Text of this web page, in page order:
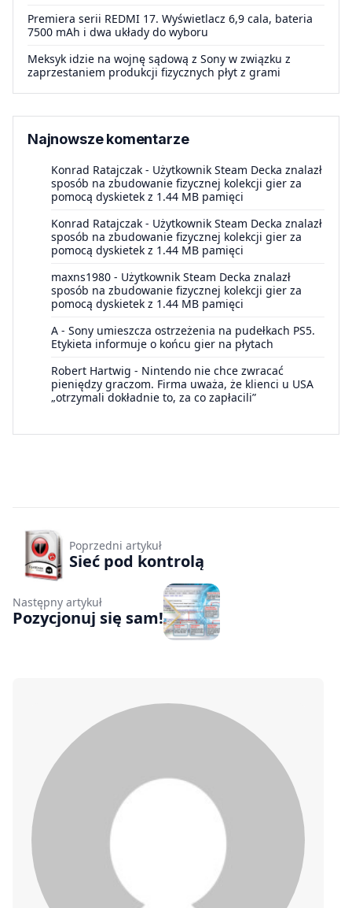
Premiera serii REDMI 17. Wyświetlacz 6,9 cala, bateria
7500 mAh i dwa układy do wyboru
Meksyk idzie na wojnę sądową z Sony w związku z
zaprzestaniem produkcji fizycznych płyt z grami
Najnowsze komentarze
Konrad Ratajczak - Użytkownik Steam Decka znalazł
sposób na zbudowanie fizycznej kolekcji gier za
pomocą dyskietek z 1.44 MB pamięci
Konrad Ratajczak - Użytkownik Steam Decka znalazł
sposób na zbudowanie fizycznej kolekcji gier za
pomocą dyskietek z 1.44 MB pamięci
maxns1980 - Użytkownik Steam Decka znalazł
sposób na zbudowanie fizycznej kolekcji gier za
pomocą dyskietek z 1.44 MB pamięci
A - Sony umieszcza ostrzeżenia na pudełkach PS5.
Etykieta informuje o końcu gier na płytach
Robert Hartwig - Nintendo nie chce zwracać
pieniędzy graczom. Firma uważa, że klienci u USA
„otrzymali dokładnie to, za co zapłacili”
Poprzedni artykuł
Sieć pod kontrolą
Następny artykuł
Pozycjonuj się sam!